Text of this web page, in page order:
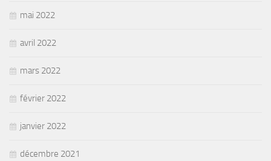
mai 2022
avril 2022
mars 2022
février 2022
janvier 2022
décembre 2021